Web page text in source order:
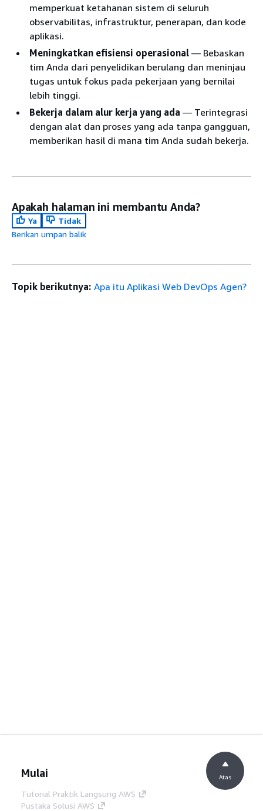
memperkuat ketahanan sistem di seluruh
observabilitas, infrastruktur, penerapan, dan kode
aplikasi.
Meningkatkan efisiensi operasional — Bebaskan
tim Anda dari penyelidikan berulang dan meninjau
tugas untuk fokus pada pekerjaan yang bernilai
lebih tinggi.
Bekerja dalam alur kerja yang ada — Terintegrasi
dengan alat dan proses yang ada tanpa gangguan,
memberikan hasil di mana tim Anda sudah bekerja.
Apakah halaman ini membantu Anda?
Ya
Tidak
Berikan umpan balik
Topik berikutnya: Apa itu Aplikasi Web DevOps Agen?
Mulai
Tutorial Praktik Langsung AWS
Pustaka Solusi AWS
Atas